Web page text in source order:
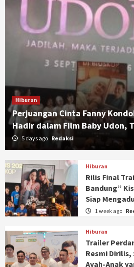
Hiburan
Perjuangan Cinta Fanny
Hadir dalam Film Baby Udon,
5 days ago Redaksi
Hiburan
Rilis Final
Bandung”
Siap
1 week ago
Hiburan
Trailer
Resmi Dirilis,
Ayah-Anak